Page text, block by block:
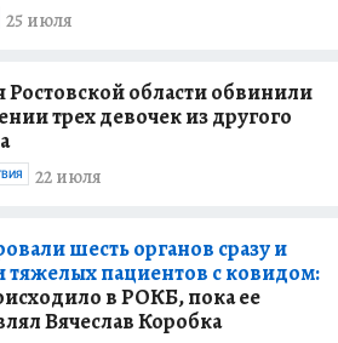
25 июля
области обвинили
трех девочек из другого
22 июля
шесть органов сразу и
тяжелых пациентов с ковидом:
в РОКБ, пока ее
Вячеслав Коробка